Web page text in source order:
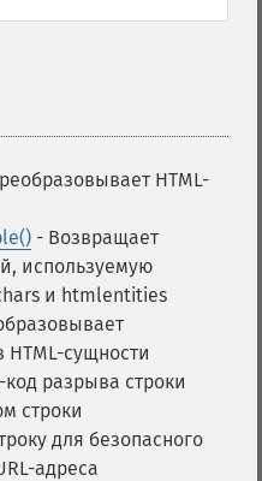
HTML-
- Возвращает
используемую
и htmlentities
сущности
код разрыва строки
строки
для безопасного
адреса